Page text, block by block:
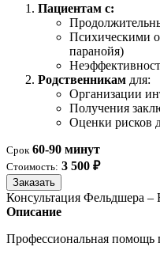
Пациентам с:
Психическими
паранойя)
Родственникам для:
Организации
Получения
Оценки рисков
Срок 60-90 минут
Стоимость: 3 500 ₽
Заказать
Консультация Фельдшера –
Описание
Профессиональная помощь